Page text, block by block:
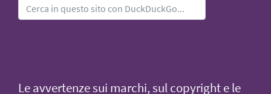
Le avvertenze sui marchi, sul copyright e le